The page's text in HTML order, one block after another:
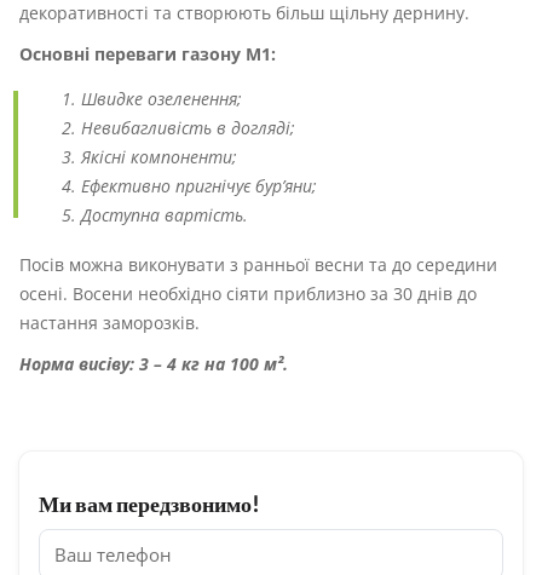
декоративності та створюють більш щільну дернину.
Основні переваги газону М1:
Швидке озеленення;
Невибагливість в догляді;
Якісні компоненти;
Ефективно пригнічує бур’яни;
Доступна вартість.
Посів можна виконувати з ранньої весни та до середини
осені. Восени необхідно сіяти приблизно за 30 днів до
настання заморозків.
Норма висіву: 3 – 4 кг на 100 м².
Ми вам передзвонимо!